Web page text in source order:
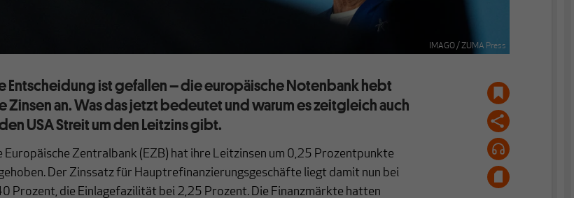
IMAGO / ZUMA Press
Entscheidung ist gefallen – die europäische Notenbank hebt
Zinsen an. Was das jetzt bedeutet und warum es zeitgleich auch
USA Streit um den Leitzins gibt.
Europäische Zentralbank (EZB) hat ihre Leitzinsen um 0,25 Prozentpunkte
Der Zinssatz für Hauptrefinanzierungsgeschäfte liegt damit nun bei
Prozent, die Einlagefazilität bei 2,25 Prozent. Die Finanzmärkte hatten